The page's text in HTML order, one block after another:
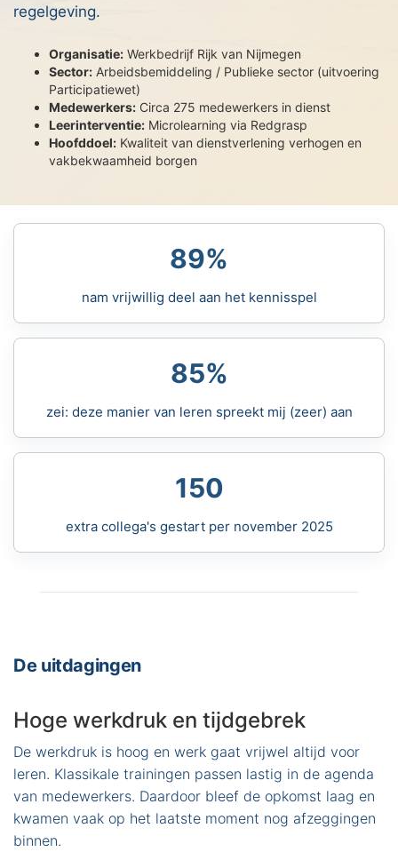
regelgeving.
Organisatie: Werkbedrijf Rijk van Nijmegen
Sector: Arbeidsbemiddeling / Publieke sector (uitvoering
Participatiewet)
Medewerkers: Circa 275 medewerkers in dienst
Leerinterventie: Microlearning via Redgrasp
Hoofddoel: Kwaliteit van dienstverlening verhogen en
vakbekwaamheid borgen
89%
nam vrijwillig deel aan het kennisspel
85%
zei: deze manier van leren spreekt mij (zeer) aan
150
extra collega's gestart per november 2025
De uitdagingen
Hoge werkdruk en tijdgebrek
De werkdruk is hoog en werk gaat vrijwel altijd voor
leren. Klassikale trainingen passen lastig in de agenda
van medewerkers. Daardoor bleef de opkomst laag en
kwamen vaak op het laatste moment nog afzeggingen
binnen.